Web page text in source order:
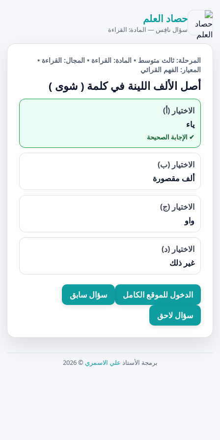
حصاد العلم
سؤال نافِس — المادة: القراءة
المرحلة: ثالث متوسط • المادة: القراءة • المجال: القراءة •
المعيار: الفهم القرائي
أصل الألف اللينة في كلمة ( شوى )
الاختيار (أ)
ياء
الاختيار (ب)
ألف مقصورة
الاختيار (ج)
واو
الاختيار (د)
غير ذلك
الدخول للموقع الكامل
سؤال سابق
سؤال لاحق
برمجة الأستاذ علي الاسمري © 2026